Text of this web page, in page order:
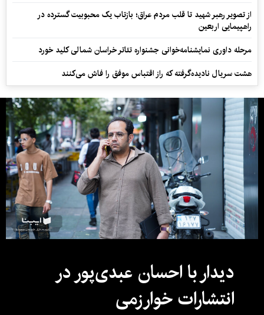
از تصویر رهبر شهید تا قلب مردم عراق؛ بازتاب یک محبوبیت گسترده در
راهپیمایی اربعین
مرحله داوری نمایشنامه‌خوانی جشنواره تئاتر خراسان شمالی کلید خورد
هشت سریال نادیده‌گرفته که راز اقتباس موفق را فاش می‌کنند
دیدار با احسان عبدی‌پور در
انتشارات خوارزمی